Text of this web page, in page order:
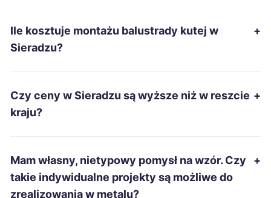
Ciechanów 335 zł
Zduńska Wola
Kwidzyn 338 zł
Ile kosztuje montażu balustrady kutej w
Sieradzu?
+
Czy ceny w Sieradzu są wyższe niż w reszcie
kraju?
+
Mam własny, nietypowy pomysł na wzór. Czy
takie indywidualne projekty są możliwe do
zrealizowania w metalu?
+